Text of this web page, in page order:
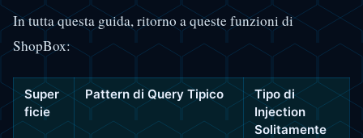
In tutta questa guida, ritorno a queste funzioni di
ShopBox:
Super
ficie
Pattern di Query Tipico
Tipo di
Injection
Solitamente